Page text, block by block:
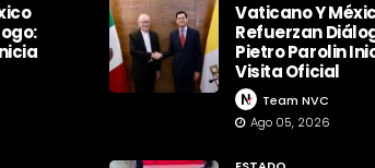
Vaticano Y
Refuerzan
Pietro Parolin
Visita Oficial
Team NVC
Ago 05, 2026